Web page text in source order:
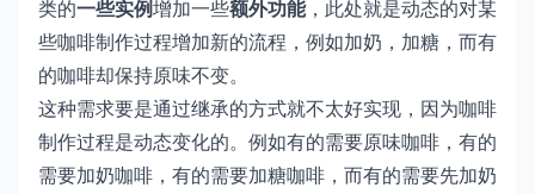
类的一些实例增加一些额外功能，此处就是动态的对某
些咖啡制作过程增加新的流程，例如加奶，加糖，而有
的咖啡却保持原味不变。
这种需求要是通过继承的方式就不太好实现，因为咖啡
制作过程是动态变化的。例如有的需要原味咖啡，有的
需要加奶咖啡，有的需要加糖咖啡，而有的需要先加奶